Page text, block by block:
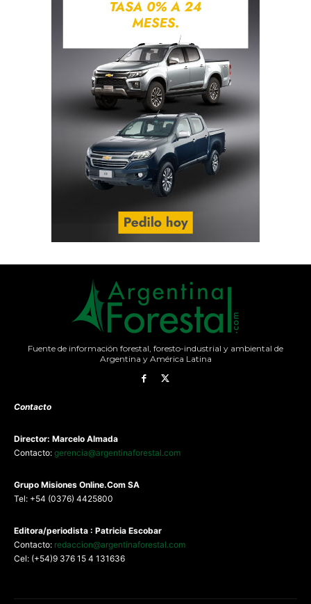
Fuente de información forestal, foresto-industrial y ambiental de
Argentina y América Latina
Contacto
Director: Marcelo Almada
Contacto: gerencia@argentinaforestal.com
Grupo Misiones Online.Com SA
Tel: +54 (0376) 4425800
Editora/periodista : Patricia Escobar
Contacto: redaccion@argentinaforestal.com
Cel: (+54)9 376 15 4 131636